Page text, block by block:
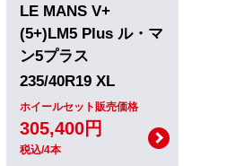
LE MANS V+
(5+)LM5 Plus ル・マ
ン5プラス
235/40R19 XL
ホイールセット販売価格
305,400円
税込/4本